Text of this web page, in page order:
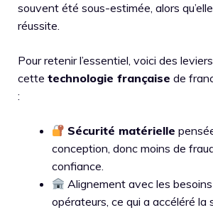
souvent été sous-estimée, alors
réussite.
Pour retenir l’essentiel, voici des
cette technologie française de
:
Sécurité matérielle
conception, donc moins de
confiance.
Alignement avec les
opérateurs, ce qui a accéléré la